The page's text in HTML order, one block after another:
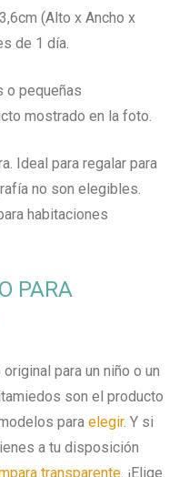
(Alto x Ancho x
de 1 día.
o pequeñas
mostrado en la foto.
Ideal para regalar para
no son elegibles.
habitaciones
PARA
para un niño o un
son el producto
para elegir. Y si
a tu disposición
transparente. ¡Elige